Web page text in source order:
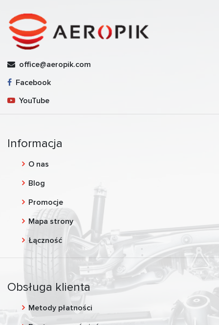
office@aeropik.com
Facebook
YouTube
Informacja
O nas
Blog
Promocje
Mapa strony
Łączność
Obsługa klienta
Metody płatności